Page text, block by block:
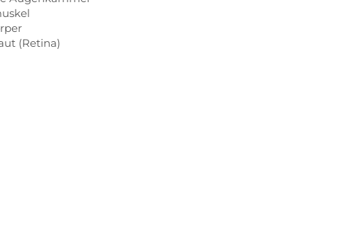
(Retina)